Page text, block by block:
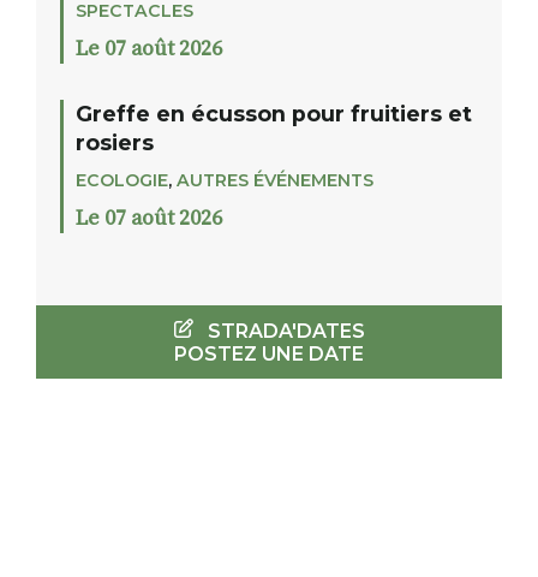
SPECTACLES
Le 07 août 2026
Greffe en écusson pour fruitiers et
rosiers
ECOLOGIE, AUTRES ÉVÉNEMENTS
Le 07 août 2026
STRADA'DATES
POSTEZ UNE DATE